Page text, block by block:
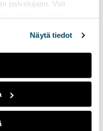
palvelujaan. Voit
Näytä tiedot
palvelumuotoilun
kokonaan
ja
(Miettinen 2011)